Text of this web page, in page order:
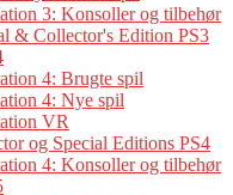
3: Konsoller og tilbehør
& Collector's Edition PS3
4: Brugte spil
4: Nye spil
VR
og Special Editions PS4
4: Konsoller og tilbehør